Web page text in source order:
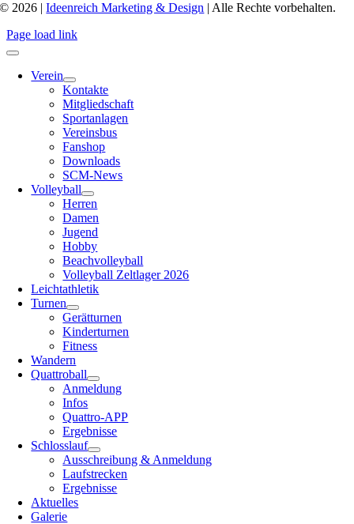
© 2026 |Ideenreich Marketing & Design | Alle Rechte vorbehalten.
Page load link
Verein
Kontakte
Mitgliedschaft
Sportanlagen
Vereinsbus
Fanshop
Downloads
SCM-News
Volleyball
Herren
Damen
Jugend
Hobby
Beachvolleyball
Volleyball Zeltlager 2026
Leichtathletik
Turnen
Gerätturnen
Kinderturnen
Fitness
Wandern
Quattroball
Anmeldung
Infos
Quattro-APP
Ergebnisse
Schlosslauf
Ausschreibung & Anmeldung
Laufstrecken
Ergebnisse
Aktuelles
Galerie